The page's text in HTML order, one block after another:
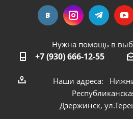
Нужна помощь в
+7 (930) 666-12-55
Наши адреса:
Дзержинск,